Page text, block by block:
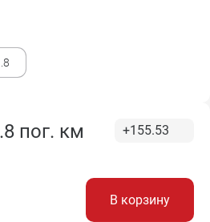
пог. км +155.53
В корзину